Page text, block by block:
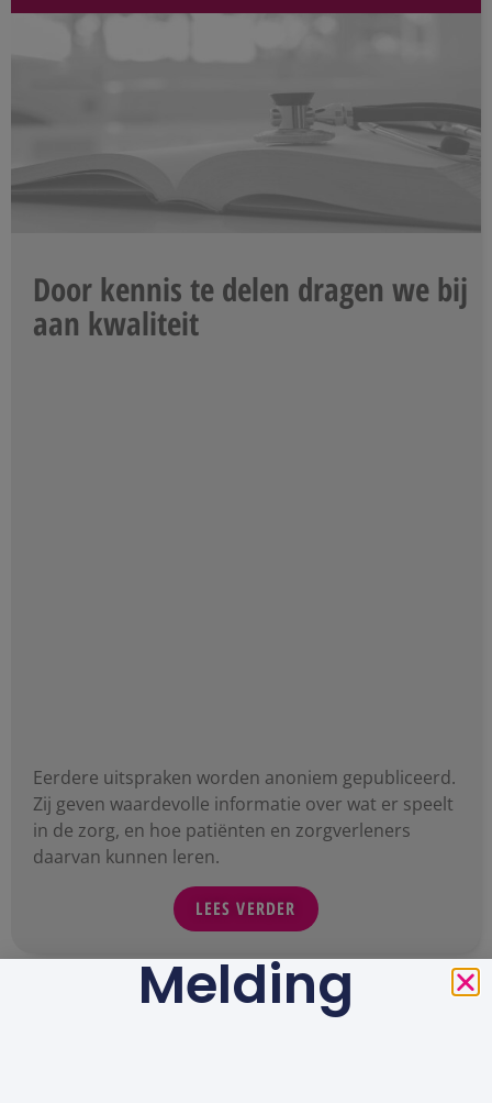
Door kennis te delen dragen we bij
aan kwaliteit
Eerdere uitspraken worden anoniem gepubliceerd.
Zij geven waardevolle informatie over wat er speelt
in de zorg, en hoe patiënten en zorgverleners
daarvan kunnen leren.
LEES VERDER
Melding